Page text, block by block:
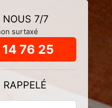
NOUS 7/7
surtaxé
76 25
RAPPELÉ